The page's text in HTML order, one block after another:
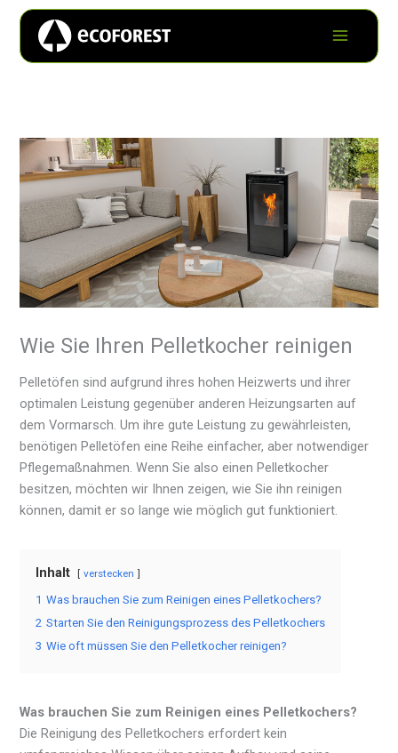
Wie Sie Ihren Pelletkocher reinigen
Pelletöfen sind aufgrund ihres hohen Heizwerts und ihrer
optimalen Leistung gegenüber anderen Heizungsarten auf
dem Vormarsch. Um ihre gute Leistung zu gewährleisten,
benötigen Pelletöfen eine Reihe einfacher, aber notwendiger
Pflegemaßnahmen. Wenn Sie also einen Pelletkocher
besitzen, möchten wir Ihnen zeigen, wie Sie ihn reinigen
können, damit er so lange wie möglich gut funktioniert.
Inhalt verstecken
1 Was brauchen Sie zum Reinigen eines Pelletkochers?
2 Starten Sie den Reinigungsprozess des Pelletkochers
3 Wie oft müssen Sie den Pelletkocher reinigen?
Was brauchen Sie zum Reinigen eines Pelletkochers?
Die Reinigung des Pelletkochers erfordert kein